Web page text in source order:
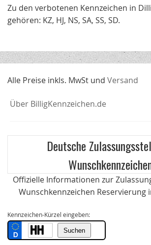
Zu den verbotenen Kennzeichen in
gehören: KZ, HJ, NS, SA, SS, SD.
Alle Preise inkls. MwSt und Versand
Über BilligKennzeichen.de
Deutsche
Offizielle Informationen zur
Wunschkennzeichen Reservierung
Kennzeichen-Kürzel eingeben: